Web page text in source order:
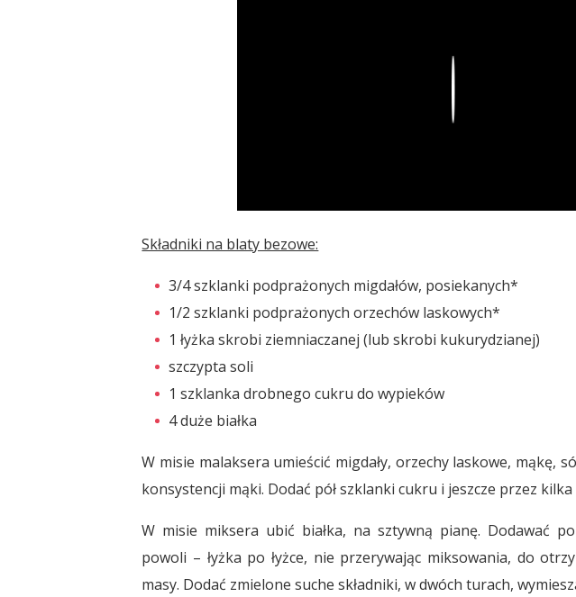
Składniki na blaty bezowe:
3/4 szklanki podprażonych migdałów, posiekanych*
1/2 szklanki podprażonych orzechów laskowych*
1 łyżka skrobi ziemniaczanej (lub skrobi kukurydzianej)
szczypta soli
1 szklanka drobnego cukru do wypieków
4 duże białka
W misie malaksera umieścić migdały, orzechy laskowe, mąkę,
konsystencji mąki. Dodać pół szklanki cukru i jeszcze przez
W misie miksera ubić białka, na sztywną pianę. Dodawać
powoli – łyżka po łyżce, nie przerywając miksowania, do
masy. Dodać zmielone suche składniki, w dwóch turach,